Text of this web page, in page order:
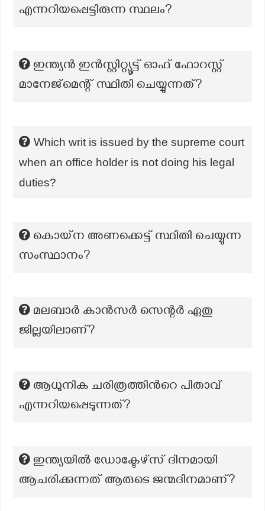
എന്നറിയപ്പെട്ടിരുന്ന സ്ഥലം?
ഇന്ത്യൻ ഇൻസ്റ്റിറ്റ്യൂട്ട് ഓഫ് ഫോറസ്റ്റ്
മാനേജ്മെന്റ് സ്ഥിതി ചെയ്യുന്നത്?
Which writ is issued by the supreme court
when an office holder is not doing his legal
duties?
കൊയ്ന അണക്കെട്ട് സ്ഥിതി ചെയ്യുന്ന
സംസ്ഥാനം?
മലബാർ കാൻസർ സെന്റർ ഏതു
ജില്ലയിലാണ്?
ആധുനിക ചരിത്രത്തിൻറെ പിതാവ്
എന്നറിയപ്പെടുന്നത്?
ഇന്ത്യയിൽ ഡോക്ടേഴ്സ് ദിനമായി
ആചരിക്കുന്നത് ആരുടെ ജന്മദിനമാണ്?